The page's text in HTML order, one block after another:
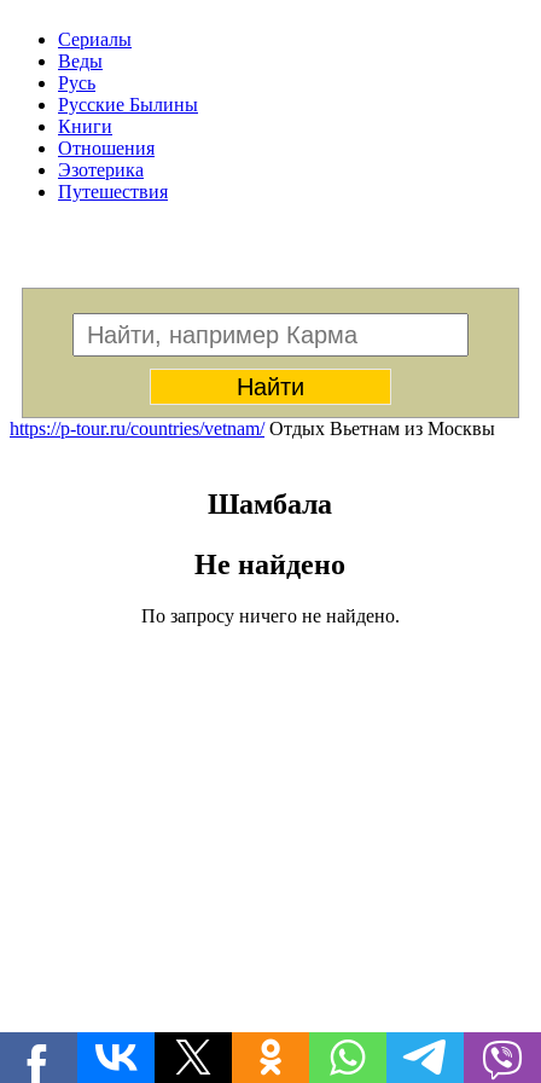
Сериалы
Веды
Русь
Русские Былины
Книги
Отношения
Эзотерика
Путешествия
https://p-tour.ru/countries/vetnam/Отдых Вьетнам из Москвы
Шамбала
Не найдено
По запросу ничего не найдено.